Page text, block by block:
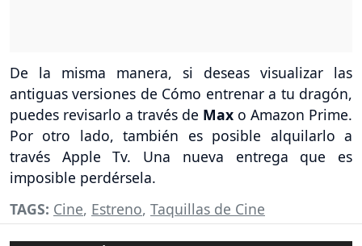
De la misma manera, si deseas visualizar las
antiguas versiones de Cómo entrenar a tu dragón,
puedes revisarlo a través de Max o Amazon Prime.
Por otro lado, también es posible alquilarlo a
través Apple Tv. Una nueva entrega que es
imposible perdérsela.
TAGS: Cine, Estreno, Taquillas de Cine